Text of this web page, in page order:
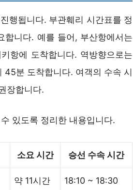
행됩니다. 부관훼리 시간표를 정
니다. 예를 들어, 부산항에서는
항에 도착합니다. 역방향으로는
분 도착합니다. 여객의 수속 시
장합니다.
있도록 정리한 내용입니다.
소요 시간 승선 수속 시간
약 11시간 18:10 ~ 18:30